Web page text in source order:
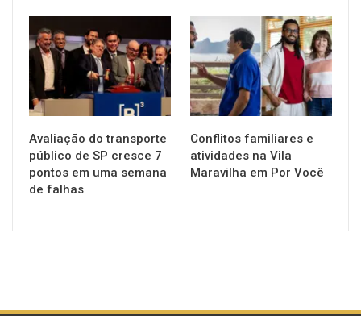
NOTÍCIAS
Avaliação do transporte
público de SP cresce 7
pontos em uma semana
de falhas
NOTÍCIAS
Conflitos familiares e
atividades na Vila
Maravilha em Por Você